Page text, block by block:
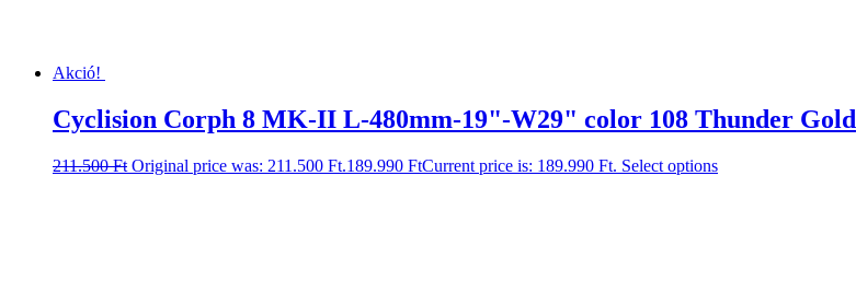
Akció!
Cyclision Corph 8 MK-II L-480mm-19"-W29" color 108 Thunder Gold
211.500Ft Original price was: 211.500 Ft.189.990 FtCurrent price is: 189.990 Ft. Select options